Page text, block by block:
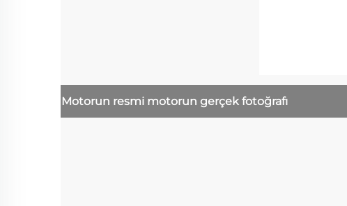
Motorun resmi motorun gerçek fotoğrafı